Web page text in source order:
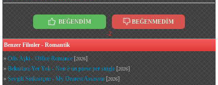
BEĞENDİM
BEĞENMEDİM
-2
Benzer Filmler - Romantik
» Ofis Aşkı - Office Romance [2026]
» Bekarlara Yer Yok - Non è un paese per single [2026]
» Sevgili Suikastçım - My Dearest Assassin [2026]